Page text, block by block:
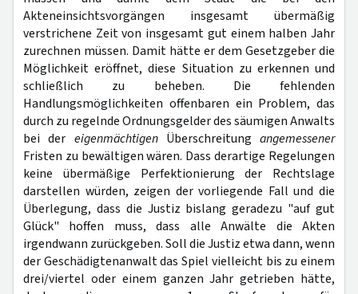
Akteneinsichtsvorgängen insgesamt übermäßig
verstrichene Zeit von insgesamt gut einem halben Jahr
zurechnen müssen. Damit hätte er dem Gesetzgeber die
Möglichkeit eröffnet, diese Situation zu erkennen und
schließlich zu beheben. Die fehlenden
Handlungsmöglichkeiten offenbaren ein Problem, das
durch zu regelnde Ordnungsgelder des säumigen Anwalts
bei der eigenmächtigenÜberschreitung angemessener
Fristen zu bewältigen wären. Dass derartige Regelungen
keine übermäßige Perfektionierung der Rechtslage
darstellen würden, zeigen der vorliegende Fall und die
Überlegung, dass die Justiz bislang geradezu "auf gut
Glück" hoffen muss, dass alle Anwälte die Akten
irgendwann zurückgeben. Soll die Justiz etwa dann, wenn
der Geschädigtenanwalt das Spiel vielleicht bis zu einem
drei/viertel oder einem ganzen Jahr getrieben hätte,